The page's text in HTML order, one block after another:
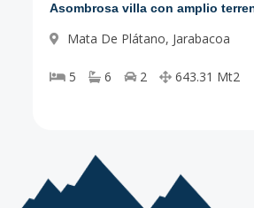
Mata De Plátano, Jarabacoa
5 6 2 643.31 Mt2